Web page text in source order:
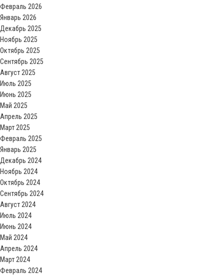
Февраль 2026
Январь 2026
Декабрь 2025
Ноябрь 2025
Октябрь 2025
Сентябрь 2025
Август 2025
Июль 2025
Июнь 2025
Май 2025
Апрель 2025
Март 2025
Февраль 2025
Январь 2025
Декабрь 2024
Ноябрь 2024
Октябрь 2024
Сентябрь 2024
Август 2024
Июль 2024
Июнь 2024
Май 2024
Апрель 2024
Март 2024
Февраль 2024